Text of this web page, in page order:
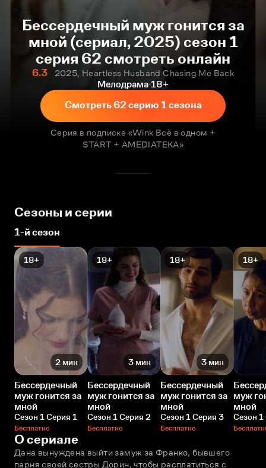
Бессердечный муж гонится за
мной (сериал, 2025) сезон 1
серия 62 смотреть онлайн
6.3
2025, Heartless Husband Chasing Me Back
Мелодрама 18+
Смотреть 62 серию 1 сезона
Серия в подписке «Wink Всё в одном +
START + AMEDIATEKA»
Сезоны и серии
1-й сезон
18+
2 мин
Бессердечный
муж гонится за
мной
Сезон 1 Серия 1
Бесплатно
18+
3 мин
Бессердечный
муж гонится за
мной
Сезон 1 Серия 2
Бесплатно
18+
3 мин
Бессердечный
муж гонится за
мной
Сезон 1 Серия 3
Бесплатно
18+
муж
мной
Сезон
О сериале
Дана вынуждена выйти замуж за Франко, бывшего
парня своей сестры Дорин, чтобы расплатиться с